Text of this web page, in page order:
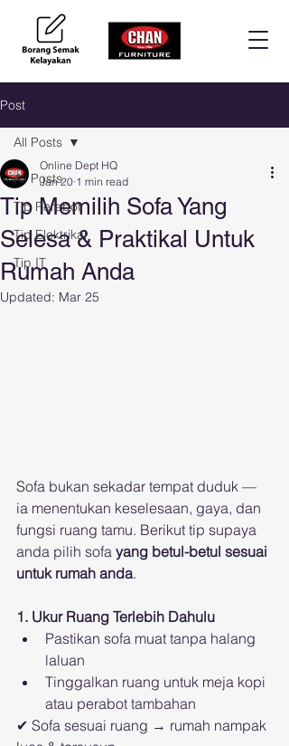
Post
All Posts
Tip Perabot
Tip Elektrikal
Tip IT
All Posts
Tip Memilih Sofa Yang
Selesa & Praktikal Untuk
Rumah Anda
Online Dept HQ
Jan 20 1 min read
Updated: Mar 25
Sofa bukan sekadar tempat duduk —
ia menentukan keselesaan, gaya, dan
fungsi ruang tamu. Berikut tip supaya
anda pilih sofa yang betul-betul sesuai
untuk rumah anda.
1. Ukur Ruang Terlebih Dahulu
Pastikan sofa muat tanpa halang
laluan
Tinggalkan ruang untuk meja kopi
atau perabot tambahan
✔ Sofa sesuai ruang → rumah nampak